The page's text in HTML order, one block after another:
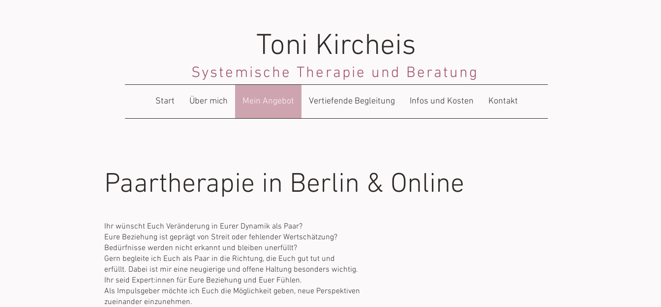
Toni Kircheis
Systemische Therapie und Beratung
Start Über mich Mein Angebot Vertiefende Begleitung Infos und Kosten Kontakt
Paartherapie in Berlin & Online
Ihr wünscht Euch Veränderung in Eurer Dynamik als Paar?
Eure Beziehung ist geprägt von Streit oder fehlender Wertschätzung?
Bedürfnisse werden nicht erkannt und bleiben unerfüllt?
Gern begleite ich Euch als Paar in die Richtung, die Euch gut tut und
erfüllt. Dabei ist mir eine neugierige und offene Haltung besonders wichtig.
Ihr seid Expert:innen für Eure Beziehung und Euer Fühlen.
Als Impulsgeber möchte ich Euch die Möglichkeit geben, neue Perspektiven
zueinander einzunehmen.